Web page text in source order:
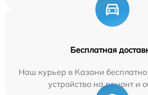
Бесплатная
Наш курьер в Казани
устройство на ремонт и